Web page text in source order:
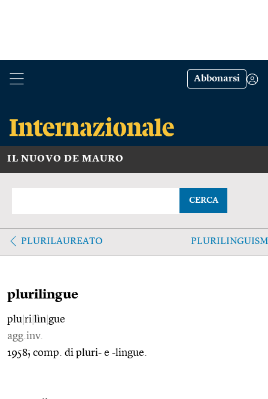
Abbonarsi
IL NUOVO DE MAURO
CERCA
PLURILAUREATO
plurilingue
plu ri lìn gue
agg.inv.
1958; comp. di pluri- e -lingue.